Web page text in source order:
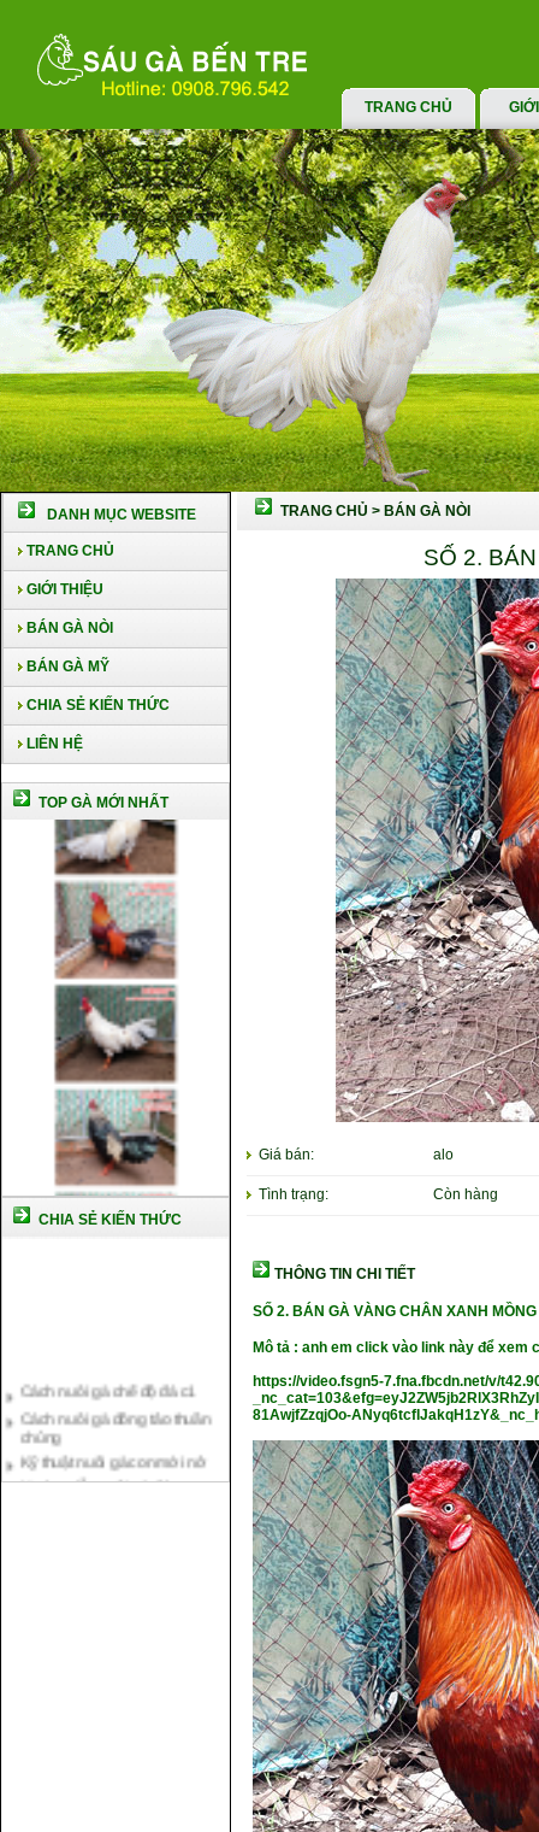
TRANG CHỦ
DANH MỤC WEBSITE
TRANG CHỦ
GIỚI THIỆU
BÁN GÀ NÒI
BÁN GÀ MỸ
CHIA SẺ KIẾN THỨC
LIÊN HỆ
TOP GÀ MỚI NHẤT
CHIA SẺ KIẾN THỨC
Cách nuôi gà đông tảo thuần
chủng
Kỹ thuật nuôi gà con mới nở
Hướng dẫn nuôi gà đá
TRANG CHỦ > BÁN GÀ NÒI
SỐ 2.
Giá bán: alo
Tình trạng: Còn hàng
THÔNG TIN CHI TIẾT
SỐ 2. BÁN GÀ VÀNG CHÂN XANH MỒNG
Mô tả : anh em click vào link này để xem
https://video.fsgn5-7.fna.fbcdn.net/v/
81AwjfZzqjOo-